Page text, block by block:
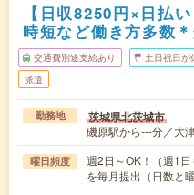
【日収8250円×日払
時短など働き方多数
交通費別途支給あり 土日祝日が
派遣
勤務地 茨城県北茨城市
磯原駅から---分／大
曜日頻度
週2日～OK！（週1
を毎月提出（日数と